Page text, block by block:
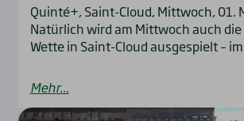
Quinté+, Saint-Cloud, Mittwoch, 01.
Natürlich wird am Mittwoch auch
Wette in Saint-Cloud ausgespielt –
Mehr...